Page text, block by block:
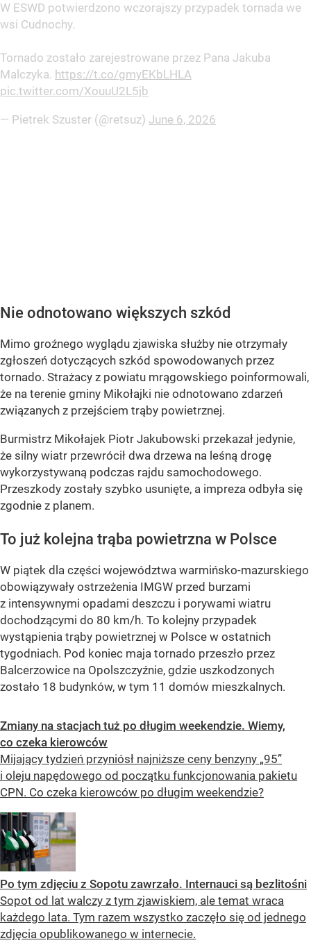
W ESWD potwierdzono wczorajszy przypadek tornada we
wsi Cudnochy.
Tornado zostało zarejestrowane przez Pana Jakuba
Malczyka. https://t.co/gmyEKbLHLA
pic.twitter.com/XouuU2L5jb
— Pietrek Szuster (@retsuz) June 6, 2026
Nie odnotowano większych szkód
Mimo groźnego wyglądu zjawiska służby nie otrzymały
zgłoszeń dotyczących szkód spowodowanych przez
tornado. Strażacy z powiatu mrągowskiego poinformowali,
że na terenie gminy Mikołajki nie odnotowano zdarzeń
związanych z przejściem trąby powietrznej.
Burmistrz Mikołajek Piotr Jakubowski przekazał jedynie,
że silny wiatr przewrócił dwa drzewa na leśną drogę
wykorzystywaną podczas rajdu samochodowego.
Przeszkody zostały szybko usunięte, a impreza odbyła się
zgodnie z planem.
To już kolejna trąba powietrzna w Polsce
W piątek dla części województwa warmińsko-mazurskiego
obowiązywały ostrzeżenia IMGW przed burzami
z intensywnymi opadami deszczu i porywami wiatru
dochodzącymi do 80 km/h. To kolejny przypadek
wystąpienia trąby powietrznej w Polsce w ostatnich
tygodniach. Pod koniec maja tornado przeszło przez
Balcerzowice na Opolszczyźnie, gdzie uszkodzonych
zostało 18 budynków, w tym 11 domów mieszkalnych.
Zmiany na stacjach tuż po długim weekendzie. Wiemy,
co czeka kierowców
Mijający tydzień przyniósł najniższe ceny benzyny „95”
i oleju napędowego od początku funkcjonowania pakietu
CPN. Co czeka kierowców po długim weekendzie?
Po tym zdjęciu z Sopotu zawrzało. Internauci są bezlitośni
Sopot od lat walczy z tym zjawiskiem, ale temat wraca
każdego lata. Tym razem wszystko zaczęło się od jednego
zdjęcia opublikowanego w internecie.